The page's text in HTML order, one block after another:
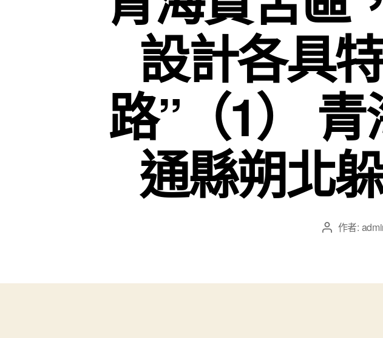
設計各具
路”（1）
通縣朔北
文 作者: